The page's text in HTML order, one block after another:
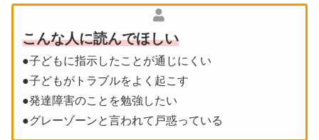
こんな人に読んでほしい
●子どもに指示したことが通じにくい
●子どもがトラブルをよく起こす
●発達障害のことを勉強したい
●グレーゾーンと言われて戸惑っている